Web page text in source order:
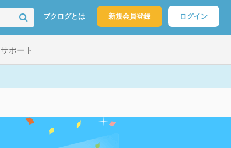
ブクログとは 新規会員登録 ログイン
サポート